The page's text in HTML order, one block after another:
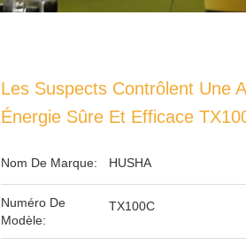
Les Suspects Contrôlent Une
Énergie Sûre Et Efficace
Nom De Marque: HUSHA
Numéro De
Modèle:
TX100C